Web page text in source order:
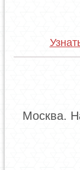
Москва.